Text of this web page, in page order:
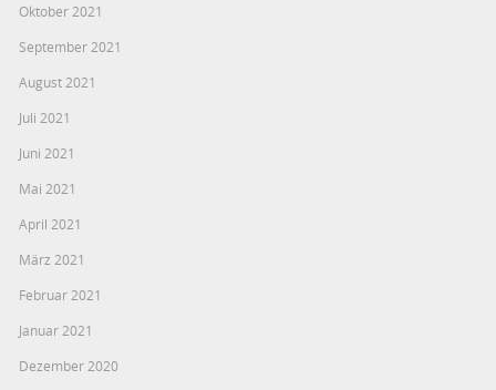
Oktober 2021
September 2021
August 2021
Juli 2021
Juni 2021
Mai 2021
April 2021
März 2021
Februar 2021
Januar 2021
Dezember 2020